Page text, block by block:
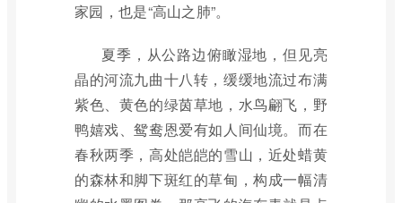
家园，也是“高山之肺”。
夏季，从公路边俯瞰湿地，但见亮
晶的河流九曲十八转，缓缓地流过布满
紫色、黄色的绿茵草地，水鸟翩飞，野
鸭嬉戏、鸳鸯恩爱有如人间仙境。而在
春秋两季，高处皑皑的雪山，近处蜡黄
的森林和脚下斑红的草甸，构成一幅清